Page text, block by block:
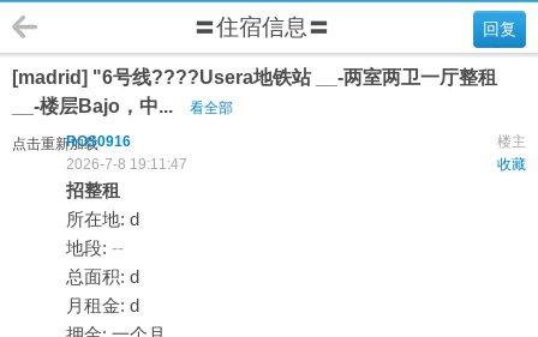
回复
〓住宿信息〓
[madrid] "6号线????Usera地铁站 __-两室两卫一厅整租
__-楼层Bajo，中...
看全部
点击重新加载 楼主
ROS0916
收藏
2026-7-8 19:11:47
招整租
所在地: d
地段: --
总面积: d
月租金: d